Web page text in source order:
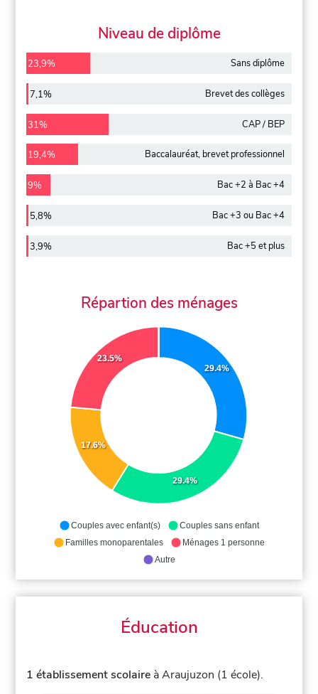
Niveau de diplôme
23,9% Sans diplôme
7,1% Brevet des collèges
31% CAP / BEP
19,4% Baccalauréat, brevet professionnel
9% Bac +2 à Bac +4
5,8% Bac +3 ou Bac +4
3,9% Bac +5 et plus
Répartion des ménages
29.4%
29.4%
17.6%
23.5%
Couples avec enfant(s)
Couples sans enfant
Familles monoparentales
Ménages 1 personne
Autre
Éducation
1 établissement scolaire à Araujuzon (1 école).